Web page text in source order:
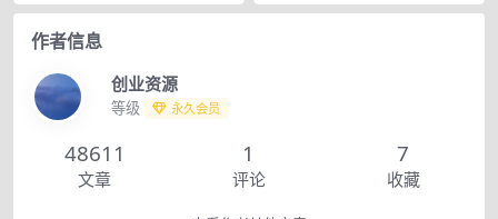
作者信息
创业资源
等级 永久会员
48611
文章
1
评论
7
收藏